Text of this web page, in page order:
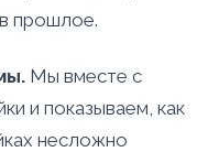
прошлое.
Мы вместе с
и показываем, как
несложно